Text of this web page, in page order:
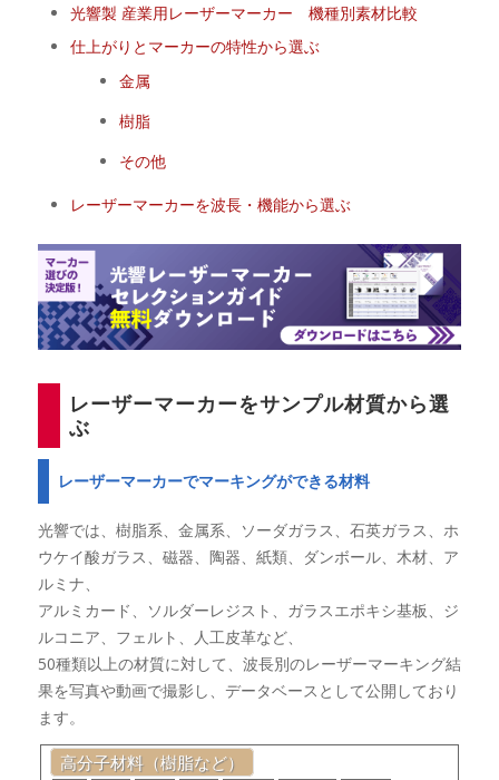
光響製 産業用レーザーマーカー 機種別素材比較
仕上がりとマーカーの特性から選ぶ
金属
樹脂
その他
レーザーマーカーを波長・機能から選ぶ
レーザーマーカーをサンプル材質から選
ぶ
レーザーマーカーでマーキングができる材料
光響では、樹脂系、金属系、ソーダガラス、石英ガラス、ホ
ウケイ酸ガラス、磁器、陶器、紙類、ダンボール、木材、ア
ルミナ、
アルミカード、ソルダーレジスト、ガラスエポキシ基板、ジ
ルコニア、フェルト、人工皮革など、
50種類以上の材質に対して、波長別のレーザーマーキング結
果を写真や動画で撮影し、データベースとして公開しており
ます。
高分子材料（樹脂など）